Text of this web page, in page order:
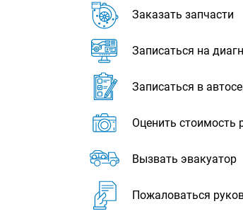
Заказать запчасти
Записаться на
Записаться в
Оценить стоимость
Вызвать эвакуатор
Пожаловаться